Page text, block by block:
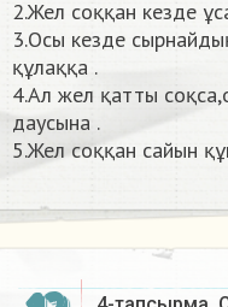
2.Жел соққан кезде
3.Осы кезде
құлаққа .
4.Ал жел қатты
даусына .
5.Жел соққан сайын